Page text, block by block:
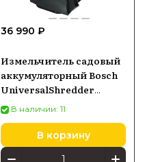
36 990 ₽
Измельчитель садовый
аккумуляторный Bosch
UniversalShredder
2x18V-25 06008E0001
В наличии: 11
В корзину